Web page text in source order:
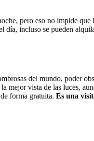
pero eso no impide
día, incluso se pueden
del mundo, poder
mejor vista de las luces,
forma gratuita. Es una